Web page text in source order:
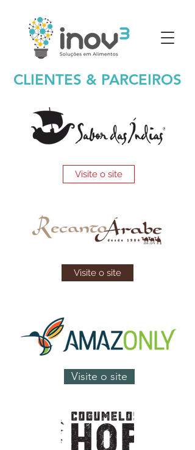
CLIENTES & PARCEIROS
Visite o site
Visite o site
Visite o site